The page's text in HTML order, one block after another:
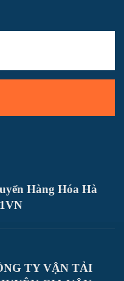
Hàng Hóa Hà
TY VẬN TẢI